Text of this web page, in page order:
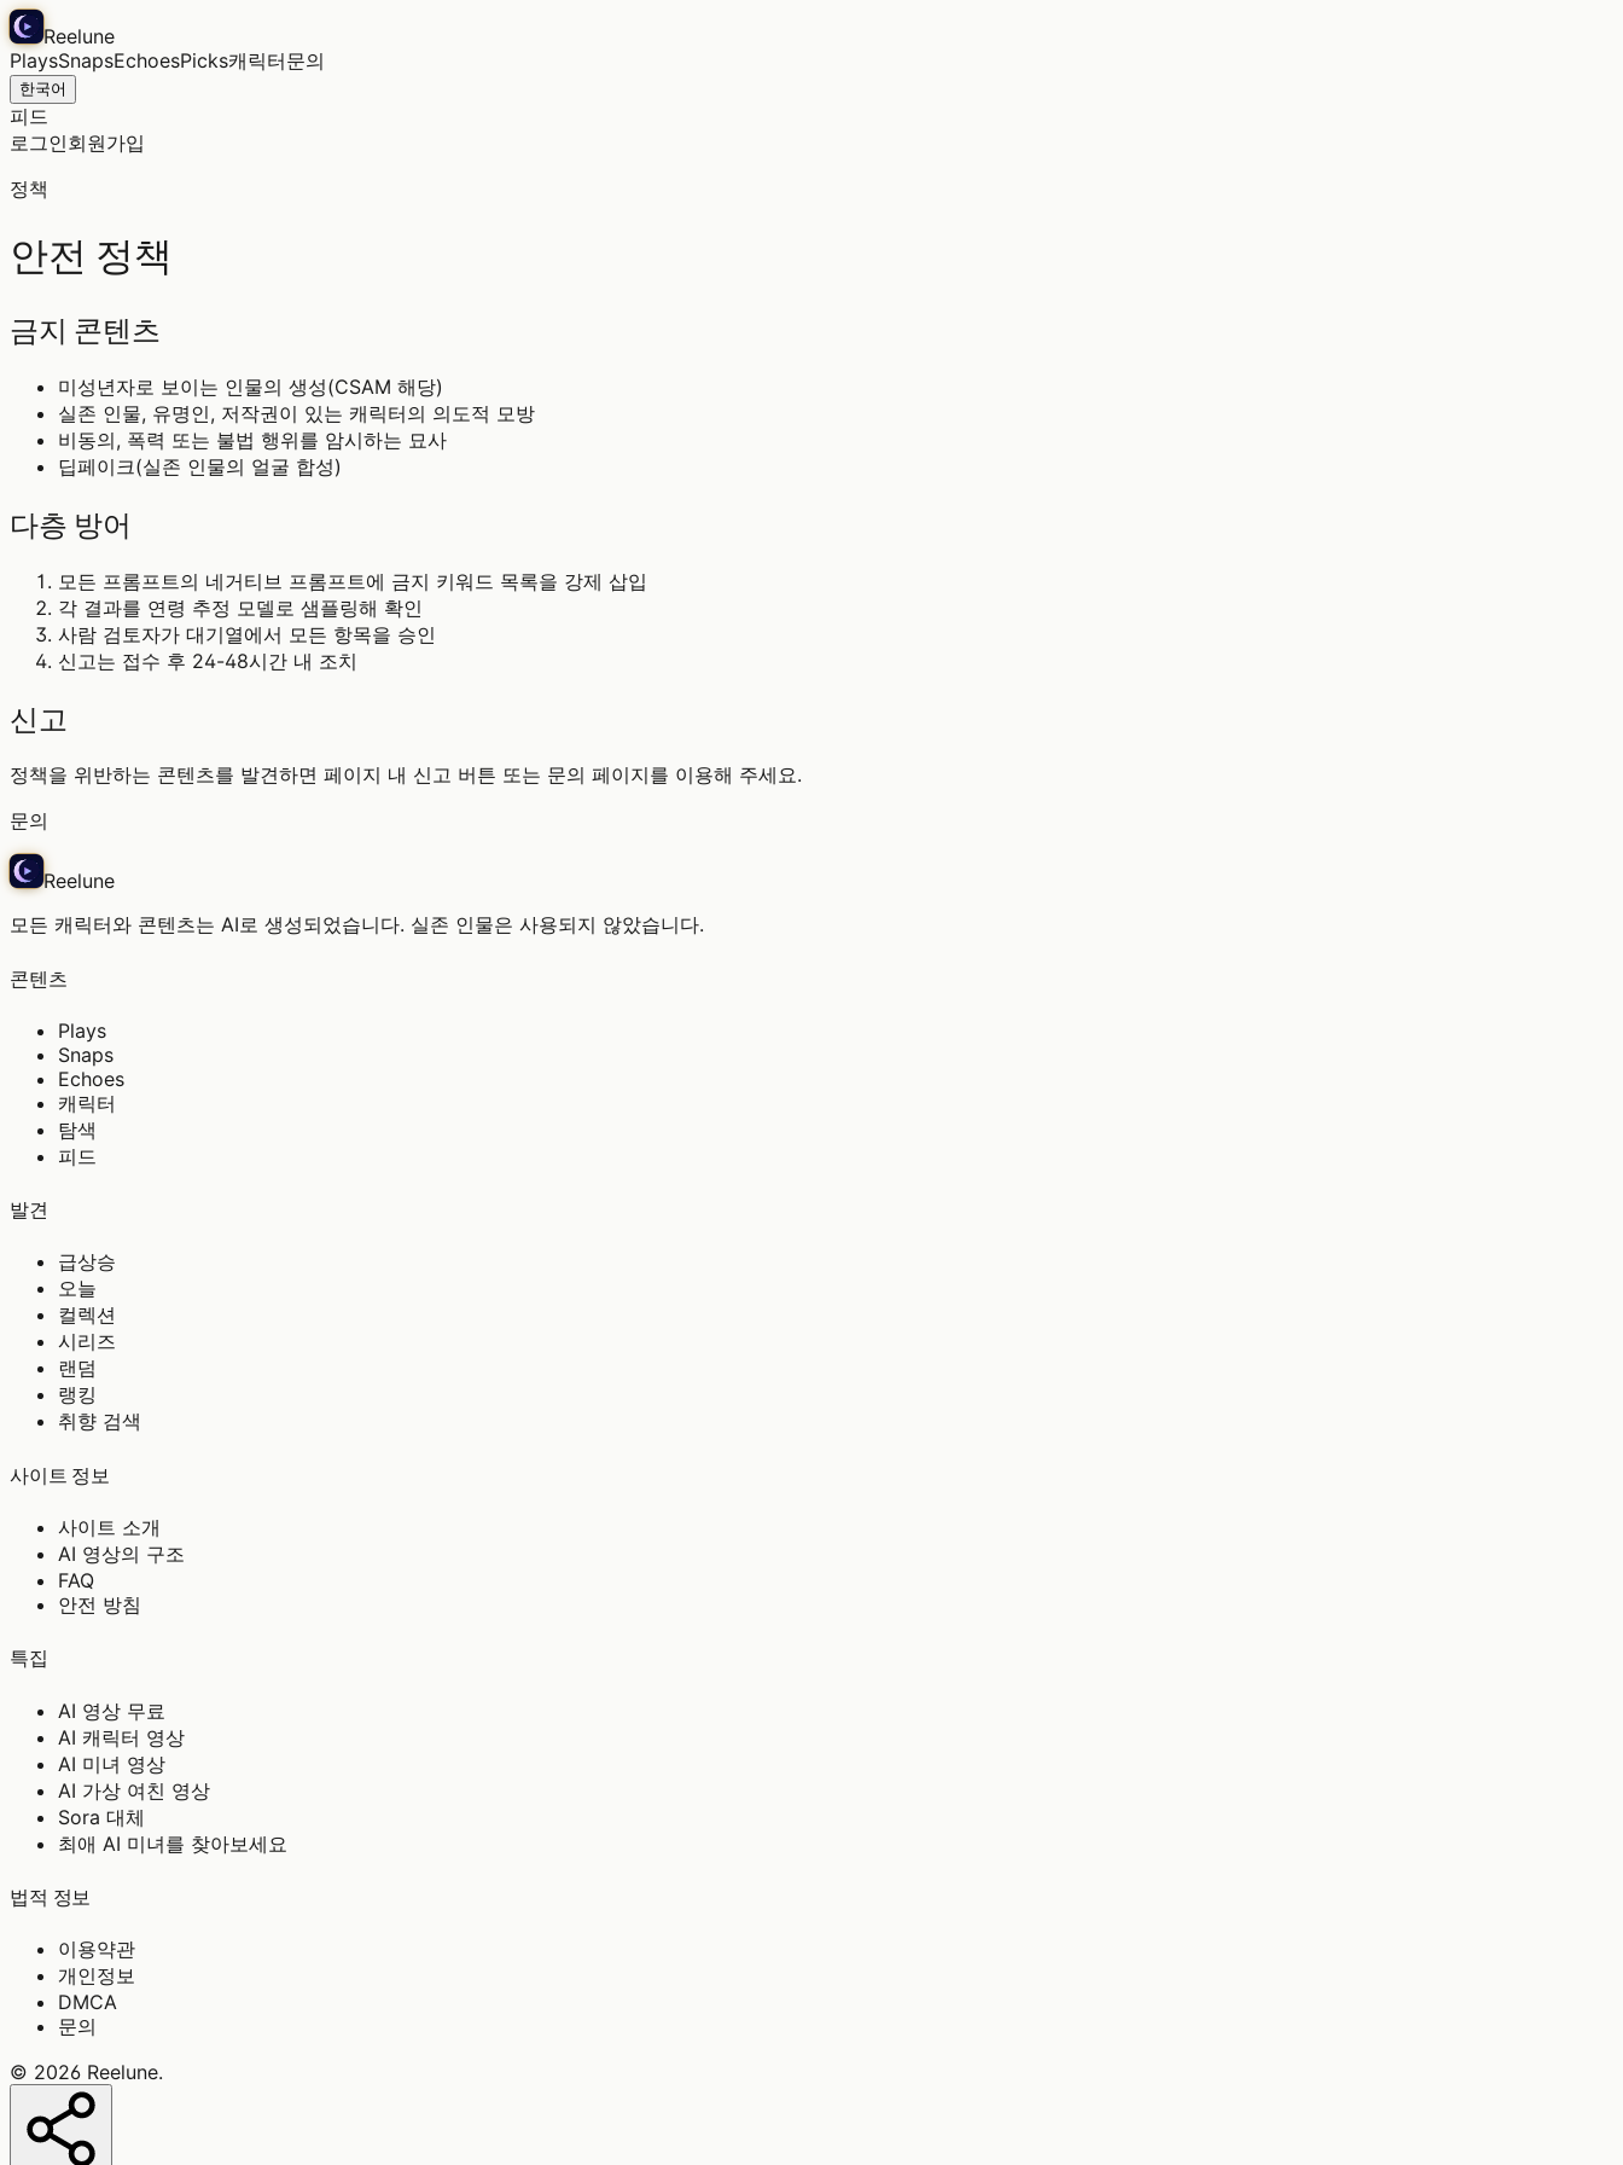
Reelune
PlaysSnapsEchoesPicks캐릭터문의
한국어
피드
로그인회원가입
정책
안전 정책
금지 콘텐츠
미성년자로 보이는 인물의 생성(CSAM 해당)
실존 인물, 유명인, 저작권이 있는 캐릭터의 의도적 모방
비동의, 폭력 또는 불법 행위를 암시하는 묘사
딥페이크(실존 인물의 얼굴 합성)
다층 방어
모든 프롬프트의 네거티브 프롬프트에 금지 키워드 목록을 강제 삽입
각 결과를 연령 추정 모델로 샘플링해 확인
사람 검토자가 대기열에서 모든 항목을 승인
신고는 접수 후 24-48시간 내 조치
신고
정책을 위반하는 콘텐츠를 발견하면 페이지 내 신고 버튼 또는 문의 페이지를 이용해 주세요.
문의
Reelune
모든 캐릭터와 콘텐츠는 AI로 생성되었습니다. 실존 인물은 사용되지 않았습니다.
콘텐츠
Plays
Snaps
Echoes
캐릭터
탐색
피드
발견
급상승
오늘
컬렉션
시리즈
랜덤
랭킹
취향 검색
사이트 정보
사이트 소개
AI 영상의 구조
FAQ
안전 방침
특집
AI 영상 무료
AI 캐릭터 영상
AI 미녀 영상
AI 가상 여친 영상
Sora 대체
최애 AI 미녀를 찾아보세요
법적 정보
이용약관
개인정보
DMCA
문의
© 2026 Reelune.